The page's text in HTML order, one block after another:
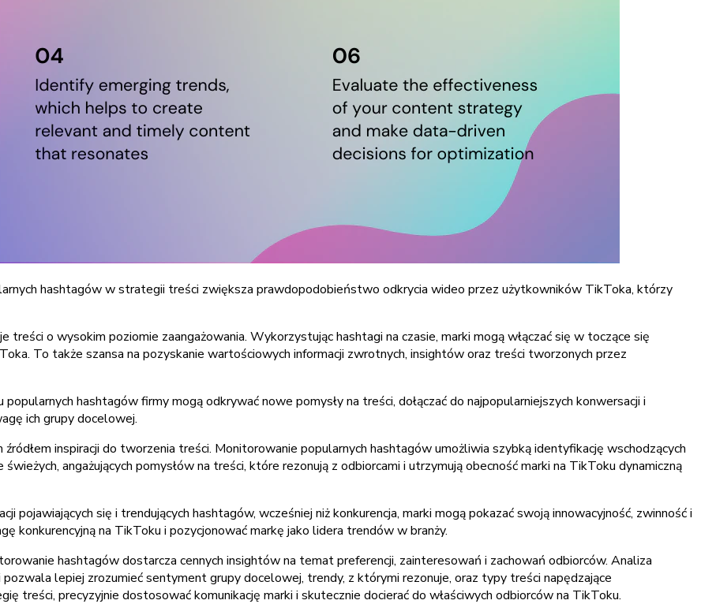
hashtagów w strategii treści zwiększa prawdopodobieństwo odkrycia wideo przez użytkowników TikToka, którzy
o wysokim poziomie zaangażowania. Wykorzystując hashtagi na czasie, marki mogą włączać się w toczące się
To także szansa na pozyskanie wartościowych informacji zwrotnych, insightów oraz treści tworzonych przez
hashtagów firmy mogą odkrywać nowe pomysły na treści, dołączać do najpopularniejszych konwersacji i
ich grupy docelowej.
inspiracji do tworzenia treści. Monitorowanie popularnych hashtagów umożliwia szybką identyfikację wschodzących
angażujących pomysłów na treści, które rezonują z odbiorcami i utrzymują obecność marki na TikToku dynamiczną
pojawiających się i trendujących hashtagów, wcześniej niż konkurencja, marki mogą pokazać swoją innowacyjność, zwinność i
konkurencyjną na TikToku i pozycjonować markę jako lidera trendów w branży.
hashtagów dostarcza cennych insightów na temat preferencji, zainteresowań i zachowań odbiorców. Analiza
lepiej zrozumieć sentyment grupy docelowej, trendy, z którymi rezonuje, oraz typy treści napędzające
treści, precyzyjnie dostosować komunikację marki i skutecznie docierać do właściwych odbiorców na TikToku.